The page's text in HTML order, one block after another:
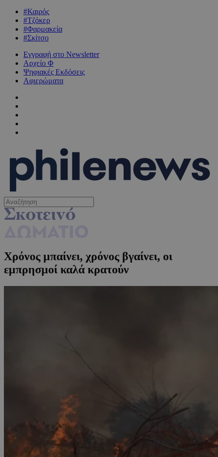
#Καιρός
#Τζόκερ
#Φαρμακεία
#Σκίτσο
Εγγραφή στο Newsletter
Αρχείο Φ
Ψηφιακές Εκδόσεις
Αφιερώματα
Χρόνος μπαίνει, χρόνος βγαίνει, οι
εμπρησμοί καλά κρατούν